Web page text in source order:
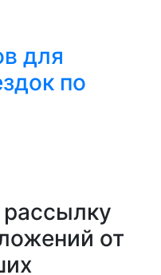
для
по
от